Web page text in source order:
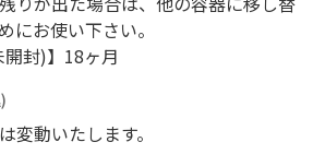
にお使い下さい。
開封)】18ヶ月
動いたします。